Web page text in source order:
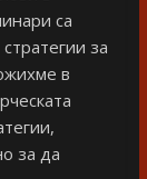
са
за
в
за да